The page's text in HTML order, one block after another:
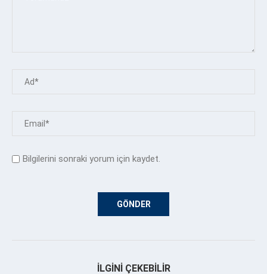
Bilgilerini sonraki yorum için kaydet.
İLGINI ÇEKEBILIR